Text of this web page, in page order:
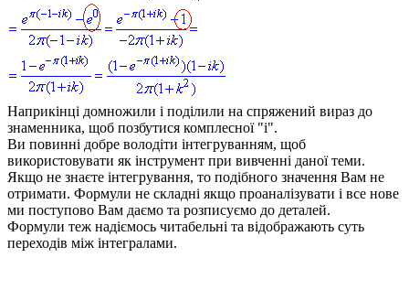
Наприкінці домножили і поділили на спряжений вираз до
знаменника, щоб позбутися комплесної "i".
Ви повинні добре володіти інтегруванням, щоб
використовувати як інструмент при вивченні даної теми.
Якщо не знаєте інтегрування, то подібного значення Вам не
отримати. Формули не складні якщо проаналізувати і все нове
ми поступово Вам даємо та розписуємо до деталей.
Формули теж надіємось читабельні та відображають суть
переходів між інтегралами.